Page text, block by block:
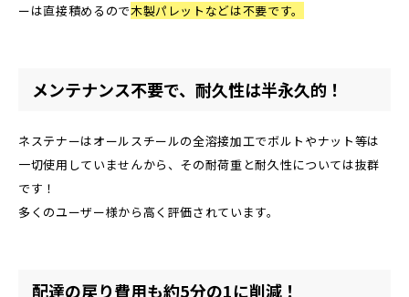
ーは直接積めるので木製パレットなどは不要です。
メンテナンス不要で、耐久性は半永久的！
ネステナーはオールスチールの全溶接加工でボルトやナット等は
一切使用していませんから、その耐荷重と耐久性については抜群
です！
多くのユーザー様から高く評価されています。
配達の戻り費用も約5分の1に削減！